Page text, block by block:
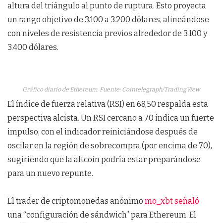
altura del triángulo al punto de ruptura. Esto proyecta
un rango objetivo de 3.100 a 3.200 dólares, alineándose
con niveles de resistencia previos alrededor de 3.100 y
3.400 dólares.
Gráfico diario de Ethereum. Fuente: Cointelegraph/TradingView
El índice de fuerza relativa (RSI) en 68,50 respalda esta
perspectiva alcista. Un RSI cercano a 70 indica un fuerte
impulso, con el indicador reiniciándose después de
oscilar en la región de sobrecompra (por encima de 70),
sugiriendo que la altcoin podría estar preparándose
para un nuevo repunte.
El trader de criptomonedas anónimo mo_xbt señaló
una “configuración de sándwich” para Ethereum. El